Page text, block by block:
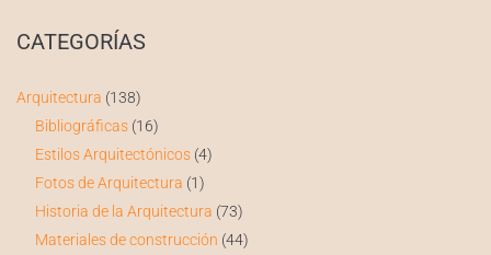
CATEGORÍAS
Arquitectura (138)
Bibliográficas(16)
Estilos Arquitectónicos(4)
Fotos de Arquitectura (1)
Historia de la Arquitectura (73)
Materiales de construcción (44)